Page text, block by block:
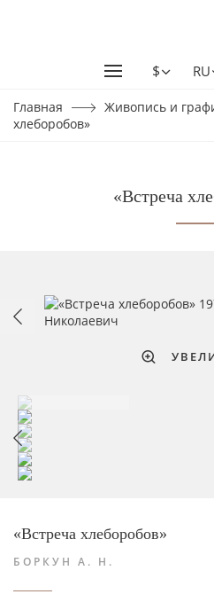
$ RU
Главная Живопись и
хлеборобов»
«Встреча
«Встреча хлеборобов»
БОРКУН А. Н.